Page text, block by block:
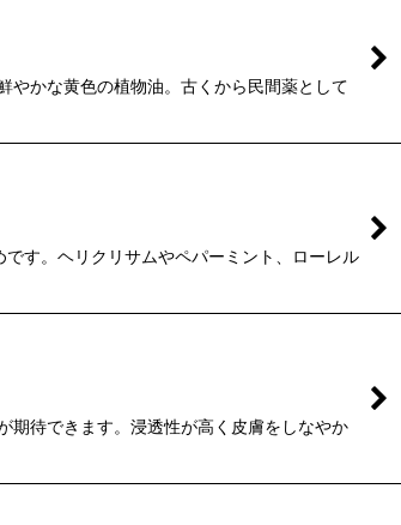
かな黄色の植物油。古くから民間薬として
す。ヘリクリサムやペパーミント、ローレル
待できます。浸透性が高く皮膚をしなやか